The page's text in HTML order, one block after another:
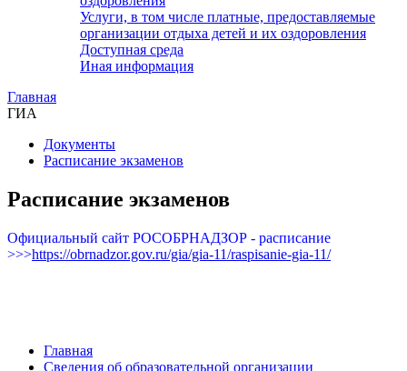
Услуги, в том числе платные, предоставляемые
организации отдыха детей и их оздоровления
Доступная среда
Иная информация
Главная
ГИА
Документы
Расписание экзаменов
Расписание экзаменов
Официальный сайт РОСОБРНАДЗОР - расписание
>>>https://obrnadzor.gov.ru/gia/gia-11/raspisanie-gia-11/
Главная
Сведения об образовательной организации